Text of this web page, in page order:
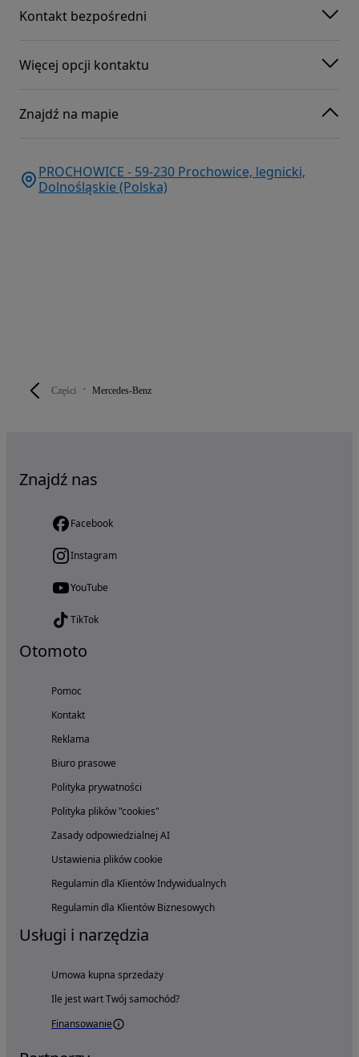
Części Mercedes-Benz
Kontakt bezpośredni
Więcej opcji kontaktu
Znajdź na mapie
PROCHOWICE - 59-230 Prochowice, legnicki,
Dolnośląskie (Polska)
Znajdź nas
Facebook
Instagram
YouTube
TikTok
Otomoto
Pomoc
Kontakt
Reklama
Biuro prasowe
Polityka prywatności
Polityka plików "cookies"
Zasady odpowiedzialnej AI
Ustawienia plików cookie
Regulamin dla Klientów Indywidualnych
Regulamin dla Klientów Biznesowych
Usługi i narzędzia
Umowa kupna sprzedaży
Ile jest wart Twój samochód?
Finansowanie